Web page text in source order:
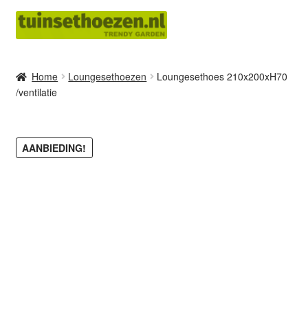
Ga
door
naar
Ga
naar
de
Home Loungesethoezen
Loungesethoes 210x200xH70
/ventilatie
AANBIEDING!